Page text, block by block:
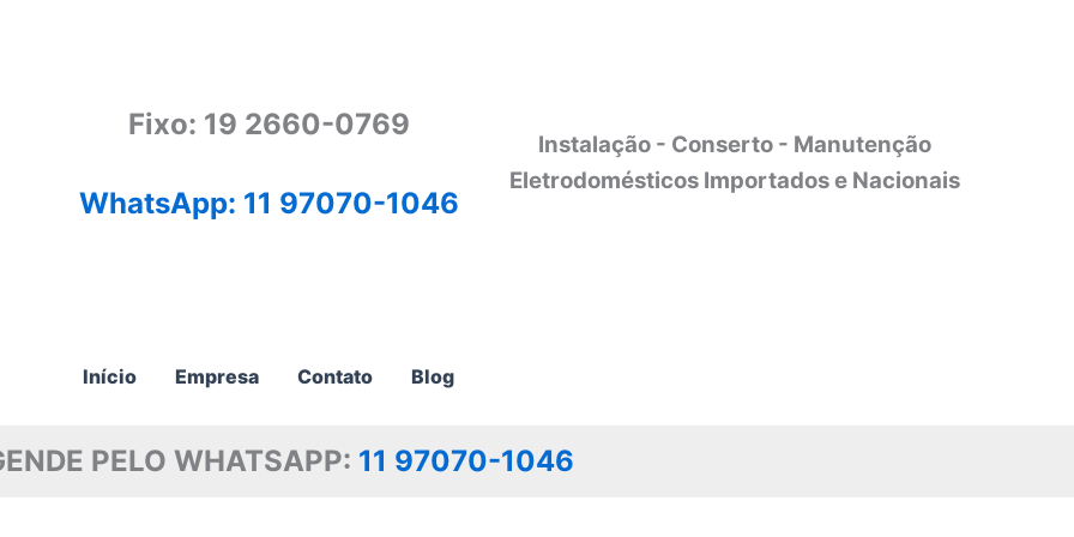
Fixo: 19 2660-0769
WhatsApp: 11 97070-1046
Instalação - Conserto - Manutenção
Eletrodomésticos Importados e Nacionais
Início Empresa Contato Blog
PELO WHATSAPP: 11 97070-1046